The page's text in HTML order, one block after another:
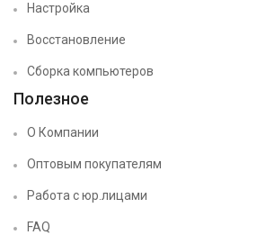
Настройка
Восстановление
Сборка компьютеров
Полезное
О Компании
Оптовым покупателям
Работа с юр.лицами
FAQ